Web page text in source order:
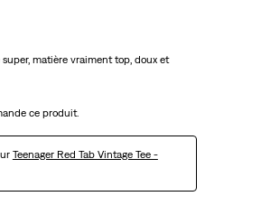
matière vraiment top, doux et
ce produit.
Teenager Red Tab Vintage Tee -